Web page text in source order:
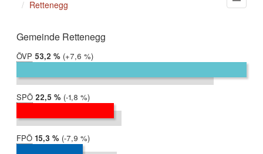
befinden
hier:
Rettenegg
Gemeinde Rettenegg
ÖVP 2019:
53,2 %
2017:
45,6 %
Differenz:
+7,6 %
SPÖ 2019:
22,5 %
2017:
24,3 %
Differenz:
-1,8 %
FPÖ 2019:
15,3 %
2017:
23,2 %
Differenz:
-7,9 %